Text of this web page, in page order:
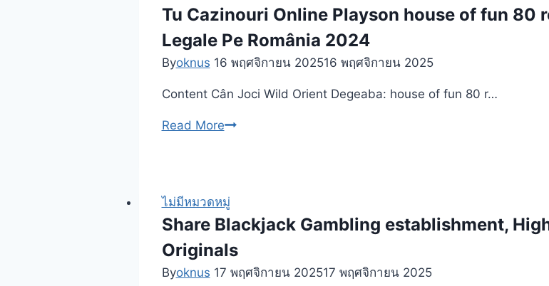
o
Code
Casino
Mines
Slot
Aparelhar
Tu Cazinouri Online Playson house of fun
Legale Pe România 2024
Byoknus 16 พฤศจิกายน 202516 พฤศจิกายน 2025
Content Cân Joci Wild Orient Degeaba: house of fun 80 r…
Read MoreTu
house
of
fun
80
rotiri
ไม่มีหมวดหมู่
Share Blackjack Gambling establishment,
Originals
Byoknus 17 พฤศจิกายน 202517 พฤศจิกายน 2025